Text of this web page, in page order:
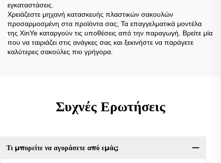
εγκαταστάσεις.
Χρειάζεστε μηχανή κατασκευής πλαστικών σακουλών
προσαρμοσμένη στα προϊόντα σας; Τα επαγγελματικά μοντέλα
της XinYe καταργούν τις υποθέσεις από την παραγωγή. Βρείτε μία
που να ταιριάζει στις ανάγκες σας και ξεκινήστε να παράγετε
καλύτερες σακούλες πιο γρήγορα.
Συχνές Ερωτήσεις
Τι μπορείτε να αγοράσετε από εμάς;